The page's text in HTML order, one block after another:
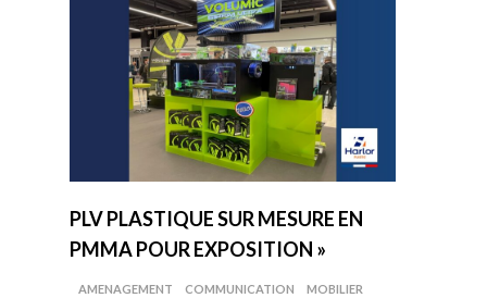
PLV PLASTIQUE SUR MESURE EN
PMMA POUR EXPOSITION »
AMENAGEMENT COMMUNICATION
MOBILIER